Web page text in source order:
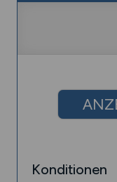
Konditionen